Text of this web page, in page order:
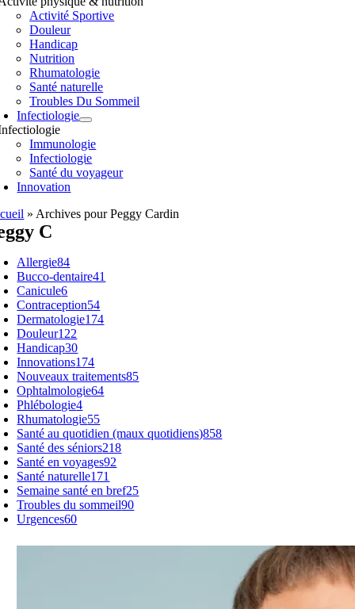
Activité Sportive
Douleur
Handicap
Nutrition
Rhumatologie
Santé naturelle
Troubles Du Sommeil
Infectiologie
Immunologie
Infectiologie
Santé du voyageur
Innovation
» Archives pour Peggy Cardin
C
Allergie84
Bucco-dentaire41
Canicule6
Contraception54
Dermatologie174
Douleur122
Handicap30
Innovations174
Nouveaux traitements85
Ophtalmologie64
Phlébologie4
Rhumatologie55
Santé au quotidien (maux quotidiens)858
Santé des séniors218
Santé en voyages92
Santé naturelle171
Semaine santé en bref25
Troubles du sommeil90
Urgences60